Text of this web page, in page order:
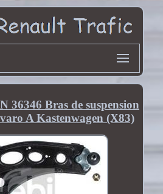
36346 Bras de suspension
A Kastenwagen (X83)